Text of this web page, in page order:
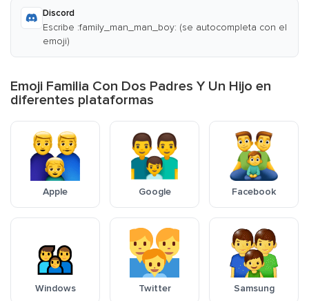
Discord
Escribe :family_man_man_boy: (se autocompleta con el
emoji)
Emoji Familia Con Dos Padres Y Un Hijo en
diferentes plataformas
Apple Google Facebook
Windows Twitter Samsung